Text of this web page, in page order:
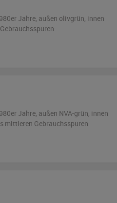
Jahre, außen olivgrün, innen
Jahre, außen NVA-grün, innen
mittleren Gebrauchsspuren